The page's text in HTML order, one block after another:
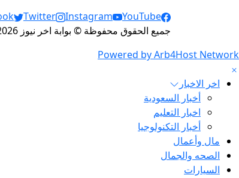
Social Links
Twitter Instagram
YouTube
جميع الحقوق محفوظة © بوابة اخر نيوز 2026
Powered by Arb4Host Network
اخر الاخبار
أخبار السعودية
اخبار التعليم
أخبار التكنولوجيا
مال وأعمال
الصحه والجمال
السيارات